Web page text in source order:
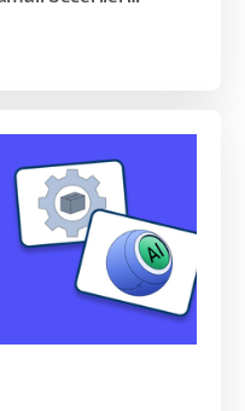
sürülmesine kadar
ve lansman
konuları kapsar.